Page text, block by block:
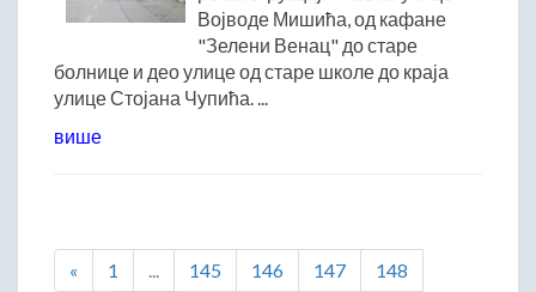
Војводе Мишића, од кафане
"Зелени Венац" до старе
болнице и део улице од старе школе до краја
улице Стојана Чупића. ...
више
« 1 ... 145 146 147
148